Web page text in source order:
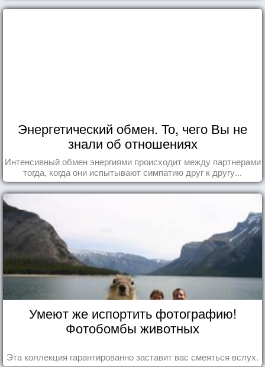
Энергетический обмен. То, чего Вы не
знали об отношениях
Интенсивный обмен энергиями происходит между партнерами
тогда, когда они испытывают симпатию друг к другу...
Умеют же испортить фотографию!
Фотобомбы животных
Эта коллекция гарантированно заставит вас смеяться вслух.